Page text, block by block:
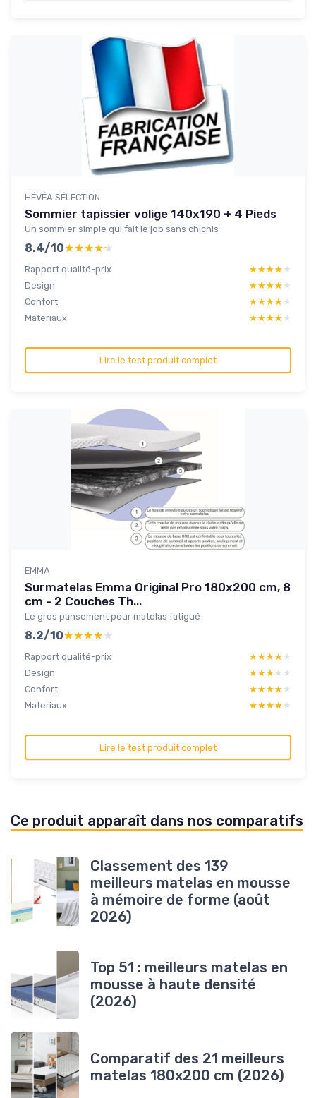
HÉVÉA SÉLECTION
Sommier tapissier volige 140x190 + 4 Pieds
Un sommier simple qui fait le job sans chichis
8.4/10★★★★★
★★★★★
Rapport qualité-prix ★★★★★
★★★★★
Design
★★★★★
★★★★★
Confort
★★★★★
★★★★★
Materiaux
★★★★★
★★★★★
Lire le test produit complet
EMMA
Surmatelas Emma Original Pro 180x200 cm, 8
cm - 2 Couches Th...
Le gros pansement pour matelas fatigué
8.2/10★★★★★
★★★★★
Rapport qualité-prix ★★★★★
★★★★★
Design
★★★★★
★★★★★
Confort
★★★★★
★★★★★
Materiaux
★★★★★
★★★★★
Lire le test produit complet
Ce produit apparaît dans nos comparatifs
Classement des 139
meilleurs matelas en mousse
à mémoire de forme (août
2026)
Top 51 : meilleurs matelas en
mousse à haute densité
(2026)
Comparatif des 21 meilleurs
matelas 180x200 cm (2026)